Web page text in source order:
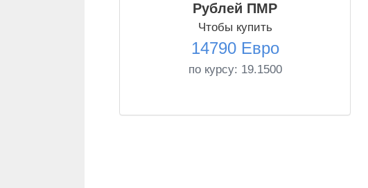
Рублей ПМР
Чтобы купить
14790 Евро
по курсу: 19.1500